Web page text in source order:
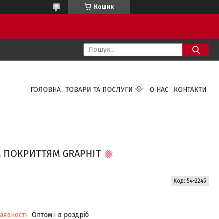
Кошик
ГОЛОВНА ТОВАРИ ТА ПОСЛУГИ О НАС КОНТАКТИ
GRAPHIT
Оптом і в роздріб
Код: 54-2245